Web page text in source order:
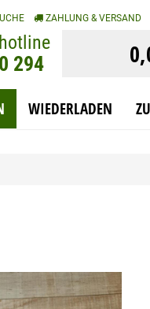
ZAHLUNG & VERSAND
294
WIEDERLADEN